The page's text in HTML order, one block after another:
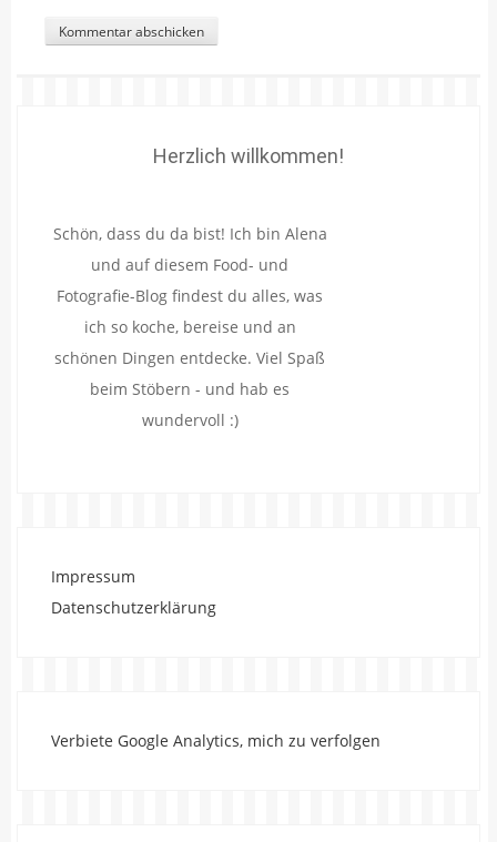
Herzlich willkommen!
Schön, dass du da bist! Ich bin Alena
und auf diesem Food- und
Fotografie-Blog findest du alles, was
ich so koche, bereise und an
schönen Dingen entdecke. Viel Spaß
beim Stöbern - und hab es
wundervoll :)
Impressum
Datenschutzerklärung
Verbiete Google Analytics, mich zu verfolgen